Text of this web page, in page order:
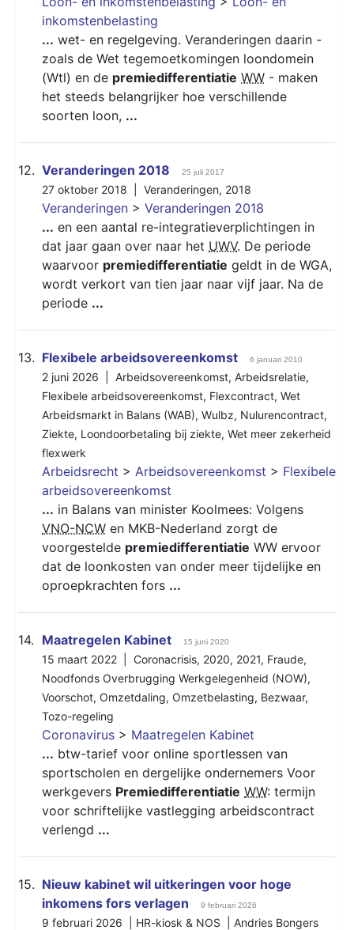
inkomstenbelasting
... wet- en regelgeving. Veranderingen daarin -
zoals de Wet tegemoetkomingen loondomein
(Wtl) en de premiedifferentiatie WW - maken
het steeds belangrijker hoe verschillende
soorten loon, ...
12. Veranderingen 2018 25 juli 2017
27 oktober 2018 | Veranderingen, 2018
Veranderingen > Veranderingen 2018
... en een aantal re-integratieverplichtingen in
dat jaar gaan over naar het UWV. De periode
waarvoor premiedifferentiatie geldt in de WGA,
wordt verkort van tien jaar naar vijf jaar. Na de
periode ...
13. Flexibele arbeidsovereenkomst 6 januari 2010
2 juni 2026 | Arbeidsovereenkomst, Arbeidsrelatie,
Flexibele arbeidsovereenkomst, Flexcontract, Wet
Arbeidsmarkt in Balans (WAB), Wulbz, Nulurencontract,
Ziekte, Loondoorbetaling bij ziekte, Wet meer zekerheid
flexwerk
Arbeidsrecht > Arbeidsovereenkomst > Flexibele
arbeidsovereenkomst
... in Balans van minister Koolmees: Volgens
VNO-NCW en MKB-Nederland zorgt de
voorgestelde premiedifferentiatie WW ervoor
dat de loonkosten van onder meer tijdelijke en
oproepkrachten fors ...
14. Maatregelen Kabinet 15 juni 2020
15 maart 2022 | Coronacrisis, 2020, 2021, Fraude,
Noodfonds Overbrugging Werkgelegenheid (NOW),
Voorschot, Omzetdaling, Omzetbelasting, Bezwaar,
Tozo-regeling
Coronavirus > Maatregelen Kabinet
... btw-tarief voor online sportlessen van
sportscholen en dergelijke ondernemers Voor
werkgevers Premiedifferentiatie WW: termijn
voor schriftelijke vastlegging arbeidscontract
verlengd ...
15. Nieuw kabinet wil uitkeringen voor hoge
inkomens fors verlagen
9 februari 2026
9 februari 2026 | HR-kiosk & NOS | Andries Bongers